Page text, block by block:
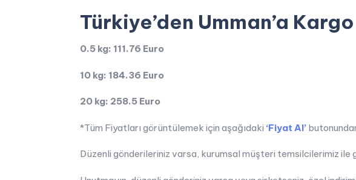
Türkiye’den Umman’a
0.5 kg: 111.76 Euro
10 kg: 184.36 Euro
20 kg: 258.5 Euro
*Tüm Fiyatları görüntülemek için aşağıdaki ‘Fiyat Al’
Düzenli gönderileriniz varsa, kurumsal müşteri temsilcilerimiz ile